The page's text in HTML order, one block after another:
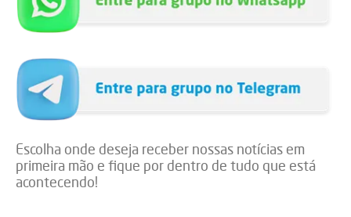
Escolha onde deseja receber nossas notícias em
primeira mão e fique por dentro de tudo que está
acontecendo!